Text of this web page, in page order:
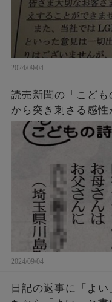
2024/09/04
読売新聞の「こど
から突き刺さる感性
2024/09/04
日記の返事に「よ